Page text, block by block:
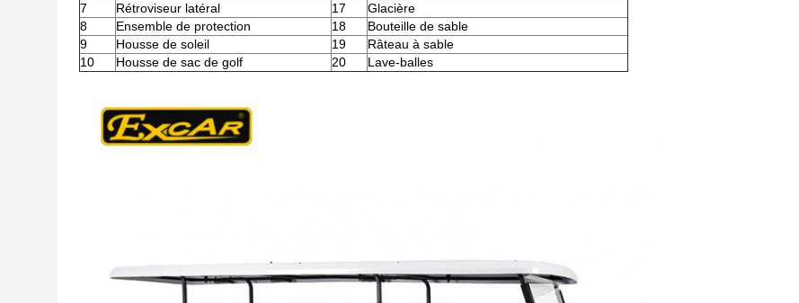
7
Rétroviseur latéral 17
Glacière
8
Ensemble de protection 18
Bouteille de sable
9
Housse de soleil 19
Râteau à sable
10
Housse de sac de golf 20 Lave-balles